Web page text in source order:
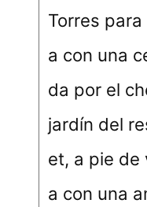
Torres
a con una
da por el
jardín del
et, a pie de
a con una